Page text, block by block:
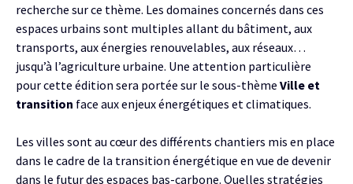
recherche sur ce thème. Les domaines concernés dans ces
espaces urbains sont multiples allant du bâtiment, aux
transports, aux énergies renouvelables, aux réseaux…
jusqu’à l’agriculture urbaine. Une attention particulière
pour cette édition sera portée sur le sous-thème Ville et
transition face aux enjeux énergétiques et climatiques.
Les villes sont au cœur des différents chantiers mis en place
dans le cadre de la transition énergétique en vue de devenir
dans le futur des espaces bas-carbone. Quelles stratégies